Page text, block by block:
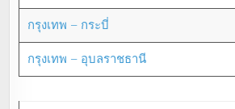
กรุงเทพ – กระบี่
กรุงเทพ – อุบลราชธานี